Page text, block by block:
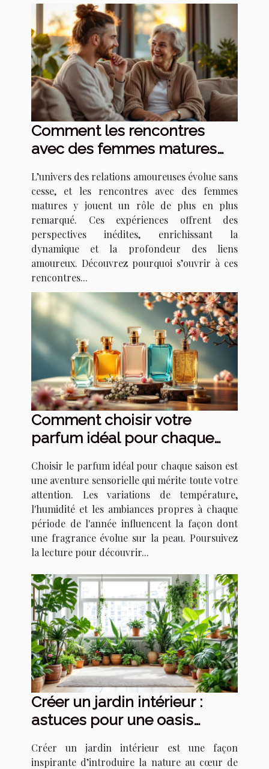
Comment les rencontres
avec des femmes matures
amoureuses ?
L’univers des relations amoureuses évolue sans
cesse, et les rencontres avec des femmes
matures y jouent un rôle de plus en plus
remarqué. Ces expériences offrent des
perspectives inédites, enrichissant la
dynamique et la profondeur des liens
amoureux. Découvrez pourquoi s’ouvrir à ces
rencontres...
Comment choisir votre
parfum idéal pour chaque
Choisir le parfum idéal pour chaque saison est
une aventure sensorielle qui mérite toute votre
attention. Les variations de température,
l'humidité et les ambiances propres à chaque
période de l'année influencent la façon dont
une fragrance évolue sur la peau. Poursuivez
la lecture pour découvrir...
Créer un jardin intérieur :
astuces pour une oasis
Créer un jardin intérieur est une façon
inspirante d’introduire la nature au cœur de